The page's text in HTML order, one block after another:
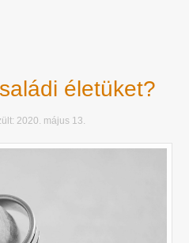
életüket?
2020. május 13.